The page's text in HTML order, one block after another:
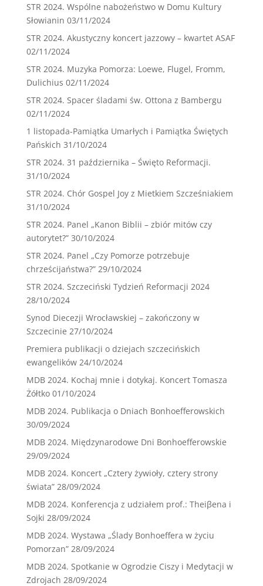
STR 2024. Wspólne nabożeństwo w Domu Kultury
Słowianin 03/11/2024
STR 2024. Akustyczny koncert jazzowy – kwartet ASAF
02/11/2024
STR 2024. Muzyka Pomorza: Loewe, Flugel, Fromm,
Dulichius 02/11/2024
STR 2024. Spacer śladami św. Ottona z Bambergu
02/11/2024
1 listopada-Pamiątka Umarłych i Pamiątka Świętych
Pańskich 31/10/2024
STR 2024. 31 października – Święto Reformacji.
31/10/2024
STR 2024. Chór Gospel Joy z Mietkiem Szcześniakiem
31/10/2024
STR 2024. Panel „Kanon Biblii – zbiór mitów czy
autorytet?” 30/10/2024
STR 2024. Panel „Czy Pomorze potrzebuje
chrześcijaństwa?” 29/10/2024
STR 2024. Szczeciński Tydzień Reformacji 2024
28/10/2024
Synod Diecezji Wrocławskiej – zakończony w
Szczecinie 27/10/2024
Premiera publikacji o dziejach szczecińskich
ewangelików 24/10/2024
MDB 2024. Kochaj mnie i dotykaj. Koncert Tomasza
Żółtko 01/10/2024
MDB 2024. Publikacja o Dniach Bonhoefferowskich
30/09/2024
MDB 2024. Międzynarodowe Dni Bonhoefferowskie
29/09/2024
MDB 2024. Koncert „Cztery żywioły, cztery strony
świata” 28/09/2024
MDB 2024. Konferencja z udziałem prof.: Theiβena i
Sojki 28/09/2024
MDB 2024. Wystawa „Ślady Bonhoeffera w życiu
Pomorzan” 28/09/2024
MDB 2024. Spotkanie w Ogrodzie Ciszy i Medytacji w
Zdrojach 28/09/2024